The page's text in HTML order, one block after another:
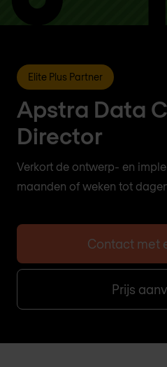
Elite Plus Partner
Apstra Data
Director
Verkort de ontwerp- en
maanden of weken tot
Contact met
Prijs